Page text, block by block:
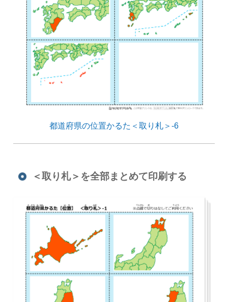
都道府県の位置かるた＜取り札＞-6
＜取り札＞を全部まとめて印刷する